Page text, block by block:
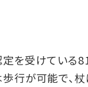
を受けている
行が可能で、